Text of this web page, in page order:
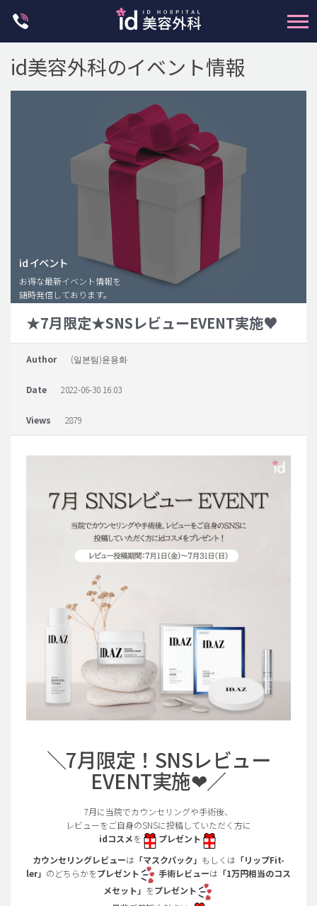
脂肪注入(アンチエイジング)
豊胸手術・バストアップ
プチ整形
脂肪吸引 (大容量)
メンズ整形
idリアルストーリー
idニュース
病院紹介
ご相談のお問い合わせ
id美容外科のイベント情報
id イベント
お得な最新イベント情報を
随時発信しております。
★7月限定★SNSレビューEVENT実施♥
Author (일본팀)윤용화
Date 2022-06-30 16:03
Views 2879
＼7月限定！SNSレビュー
EVENT実施❤／
7月に当院でカウンセリングや手術後、
レビューをご自身のSNSに投稿していただく方に
idコスメを
プレゼント
カウンセリングレビューは 「マスクパック」 もしくは 「リップFit-
ler」 のどちらかをプレゼント 手術レビューは 「1万円相当のコス
メセット」 をプレゼント